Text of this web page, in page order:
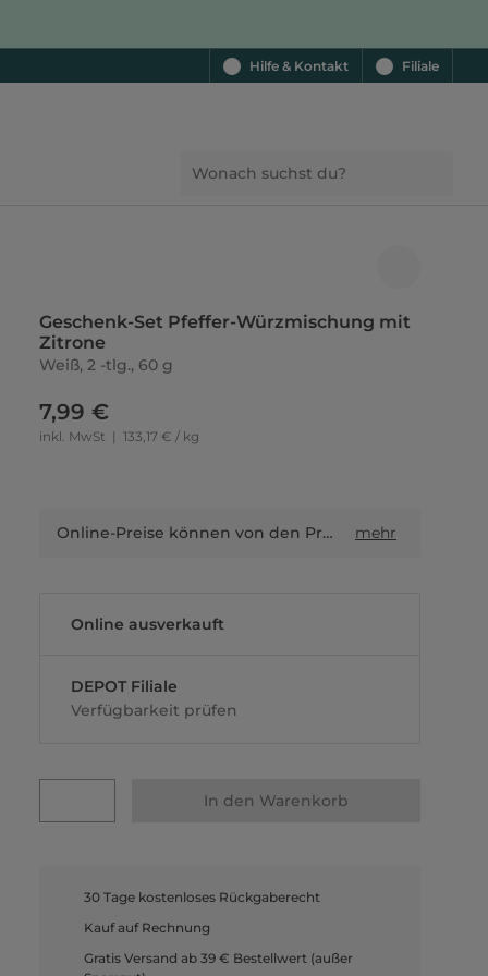
Hilfe & Kontakt Filiale
Geschenk-Set Pfeffer-Würzmischung mit
Zitrone
Weiß, 2 -tlg., 60 g
7,99 €
inkl. MwSt | 133,17 € / kg
Online-Preise können von den Preisen in Filialen sowie Shop-in-Shop-Flächen abweichen. mehr
Online ausverkauft
DEPOT Filiale
Verfügbarkeit prüfen
In den Warenkorb
30 Tage kostenloses Rückgaberecht
Kauf auf Rechnung
Gratis Versand ab 39 € Bestellwert (außer